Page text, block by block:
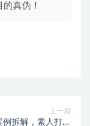
的真伪！
上一篇
拆解，素人打造